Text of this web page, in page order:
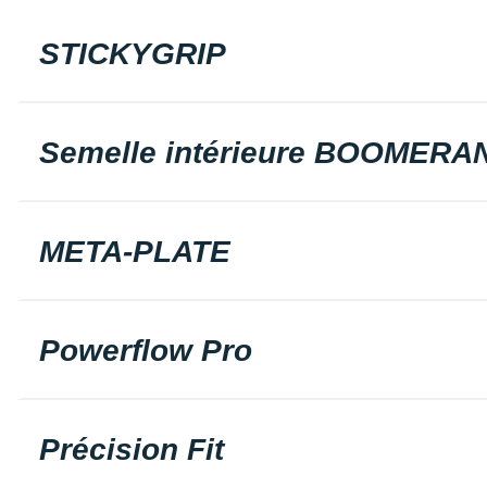
STICKYGRIP
Semelle intérieure
META-PLATE
Powerflow Pro
Précision Fit